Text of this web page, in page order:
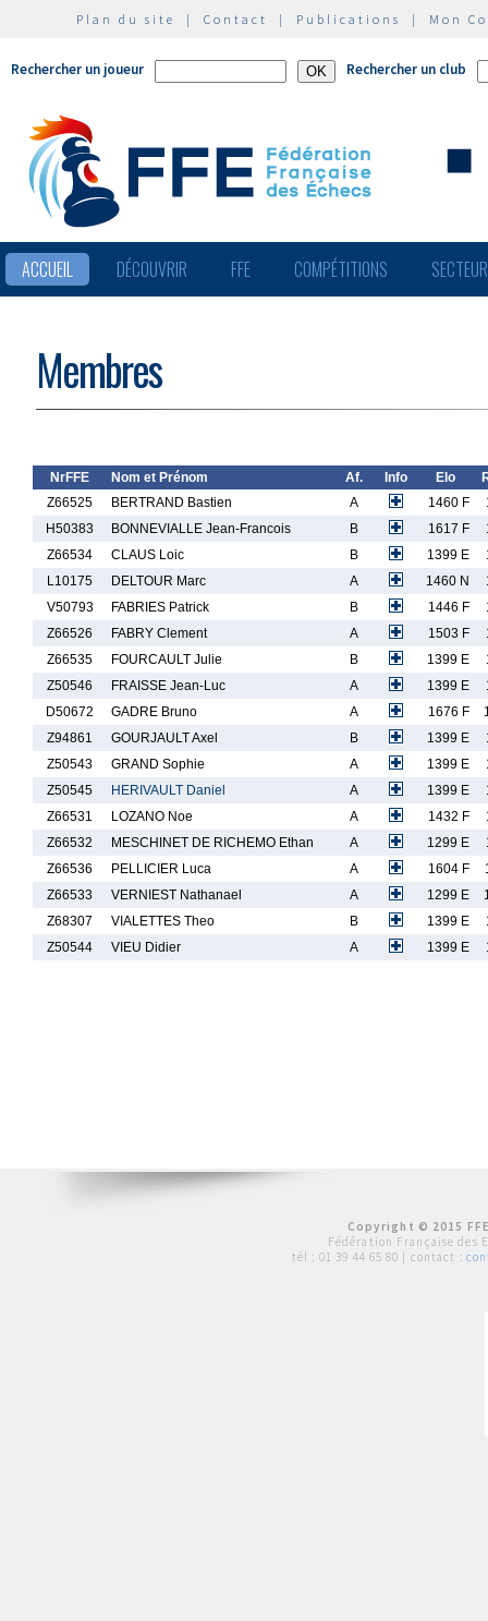
Plan du site | Contact | Publications | Mon
Rechercher un joueur Rechercher un club
ACCUEIL DÉCOUVRIR FFE COMPÉTITIONS
Membres
NrFFE Nom et Prénom Af. Info Elo
Z66525
BERTRAND Bastien A 1460 F
H50383
BONNEVIALLE Jean-Francois B 1617 F
Z66534
CLAUS Loic B 1399 E
L10175
DELTOUR Marc A 1460 N
V50793
FABRIES Patrick B 1446 F
Z66526
FABRY Clement A 1503 F
Z66535
FOURCAULT Julie B 1399 E
Z50546
FRAISSE Jean-Luc A 1399 E
D50672
GADRE Bruno A 1676 F
Z94861
GOURJAULT Axel B 1399 E
Z50543
GRAND Sophie A 1399 E
Z50545
HERIVAULT Daniel A 1399 E
Z66531
LOZANO Noe A 1432 F
Z66532
MESCHINET DE RICHEMO Ethan A 1299 E
Z66536
PELLICIER Luca A 1604 F
Z66533
VERNIEST Nathanael A 1299 E
Z68307
VIALETTES Theo B 1399 E
Z50544
VIEU Didier A 1399 E
Copyright © 2015
Fédération Française des
tél : 01 39 44 65 80 | contact :